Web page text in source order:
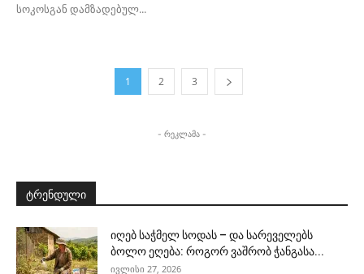
სოკოსგან დამზადებულ...
1 2 3
- რეკლამა -
ტრენდული
იღებ საჭმელ სოდას – და სარეველებს
ბოლო ეღება: როგორ ვაშრობ ჭანგასა...
ივლისი 27, 2026